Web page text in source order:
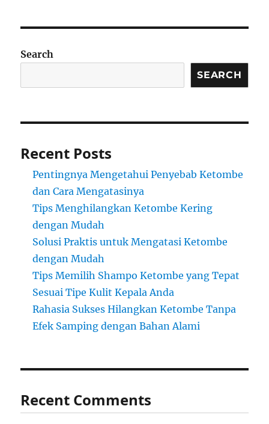
Search
SEARCH
Recent Posts
Pentingnya Mengetahui Penyebab Ketombe
dan Cara Mengatasinya
Tips Menghilangkan Ketombe Kering
dengan Mudah
Solusi Praktis untuk Mengatasi Ketombe
dengan Mudah
Tips Memilih Shampo Ketombe yang Tepat
Sesuai Tipe Kulit Kepala Anda
Rahasia Sukses Hilangkan Ketombe Tanpa
Efek Samping dengan Bahan Alami
Recent Comments